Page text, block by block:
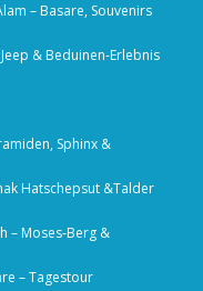
– Basare, Souvenirs
& Beduinen-Erlebnis
Sphinx &
Hatschepsut &Talder
– Moses‑Berg &
– Tagestour